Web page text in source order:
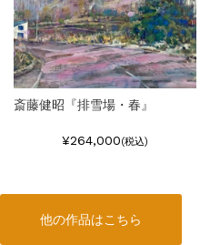
斎藤健昭『排雪場・春』
¥264,000(税込)
他の作品はこちら